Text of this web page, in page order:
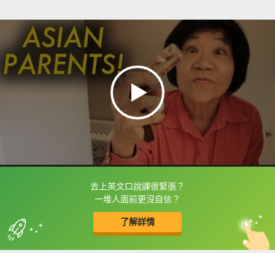
去上英文口說課很緊張？
一堆人面前更沒自信？
了解詳情
框選或點兩下字幕可以直接查字典喔！
收錄佳句 中
英